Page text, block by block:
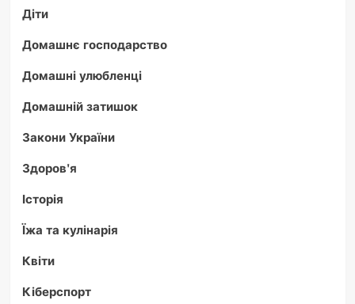
Діти
Домашнє господарство
Домашні улюбленці
Домашній затишок
Закони України
Здоров'я
Історія
Їжа та кулінарія
Квіти
Кіберспорт